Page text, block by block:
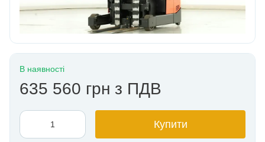
В наявності
635 560 грн з ПДВ
Купити